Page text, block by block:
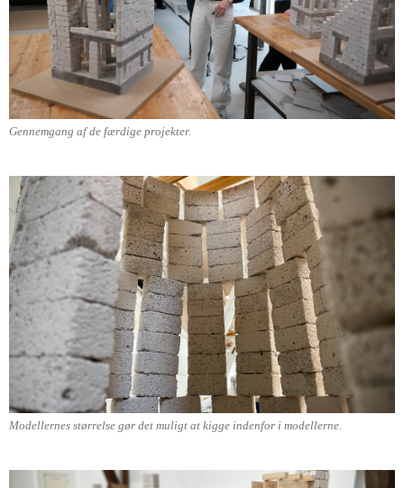
Gennemgang af de færdige projekter.
Modellernes størrelse gør det muligt at kigge indenfor i modellerne.